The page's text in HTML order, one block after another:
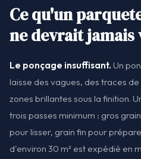
Ce qu'un
ne devrait jamais
Le ponçage insuffisant. Un
laisse des vagues, des traces
zones brillantes sous la finition.
trois passes minimum : gros
pour lisser, grain fin pour
d'environ 30 m² est expédié en